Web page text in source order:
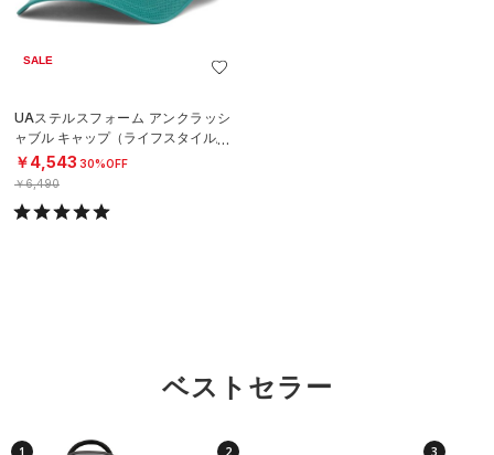
SALE
UAステルスフォーム アンクラッシ
ャブル キャップ（ライフスタイル/U
NISEX）
￥4,543 30%OFF
￥6,490
ベストセラー
1 2 3